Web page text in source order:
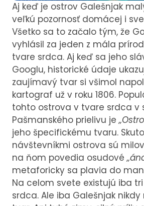
Aj keď je ostrov Galešnjak
veľkú pozornosť domácej i
Všetko sa to začalo tým, že
vyhlásil za jeden z mála
tvare srdca. Aj keď sa jeho
Googlu, historické údaje
zaujímavý tvar si všimol
kartograf už v roku 1806.
tohto ostrova v tvare srdca v
Pašmanského prielivu je
jeho špecifickému tvaru.
návštevníkmi ostrova sú
na ňom povedia osudové
metaforicky sa plavia do
Na celom svete existujú iba
srdca. Ale iba Galešnjak